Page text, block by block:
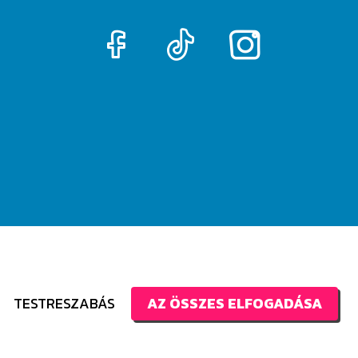
TESTRESZABÁS AZ ÖSSZES ELFOGADÁSA